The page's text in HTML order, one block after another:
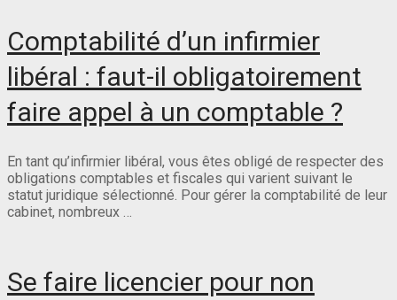
Comptabilité d’un infirmier
libéral : faut-il obligatoirement
faire appel à un comptable ?
En tant qu’infirmier libéral, vous êtes obligé de respecter des
obligations comptables et fiscales qui varient suivant le
statut juridique sélectionné. Pour gérer la comptabilité de leur
cabinet, nombreux …
Se faire licencier pour non